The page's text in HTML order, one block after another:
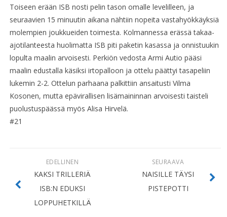
Toiseen erään ISB nosti pelin tason omalle levelilleen, ja
seuraavien 15 minuutin aikana nähtiin nopeita vastahyökkäyksiä
molempien joukkueiden toimesta. Kolmannessa erässä takaa-
ajotilanteesta huolimatta ISB piti paketin kasassa ja onnistuukin
lopulta maalin arvoisesti. Perkiön vedosta Armi Autio pääsi
maalin edustalla käsiksi irtopalloon ja ottelu päättyi tasapeliin
lukemin 2-2. Ottelun parhaana palkittiin ansaitusti Vilma
Kosonen, mutta epävirallisen lisämaininnan arvoisesti taisteli
puolustuspäässä myös Alisa Hirvelä.
#21
SEURAAVA
NAISILLE TÄYSI
PISTEPOTTI
EDELLINEN
KAKSI TRILLERIÄ
ISB:N EDUKSI
LOPPUHETKILLÄ